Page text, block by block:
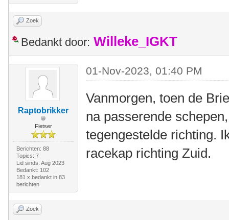
Zoek
Bedankt door: Willeke_IGKT
Raptobrikker
Fietser
Berichten: 88
Topics: 7
Lid sinds: Aug 2023
Bedankt: 102
181 x bedankt in 83
berichten
01-Nov-2023, 01:40 PM
Vanmorgen, toen de
na passerende
tegengestelde richting.
racekap richting Zuid.
Zoek